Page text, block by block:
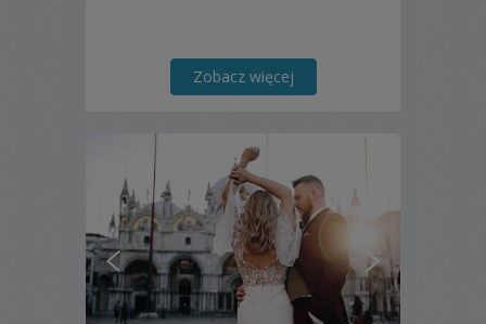
Zobacz więcej